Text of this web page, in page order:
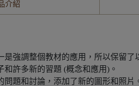
介紹
是強調整個教材的應用，所以保留了
和許多新的習題 (概念和應用)。
問題和討論，添加了新的圖形和照片